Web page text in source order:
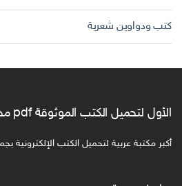
كتب ودواوين شعرية
الأول لتحميل الكتب الموثوقة pdf مجانا
أكبر مكتبة عربية لتحميل الكتب الإلكترونية